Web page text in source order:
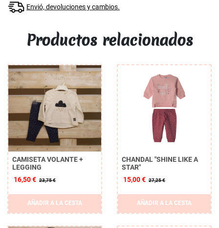
Envió, devoluciones y cambios.
Productos relacionados
CAMISETA VOLANTE +
LEGGING
16,50 € 23,75 €
AÑADIR A LA CESTA
CHANDAL "SHINE LIKE A
STAR"
15,00 € 27,25 €
AÑADIR A LA CESTA